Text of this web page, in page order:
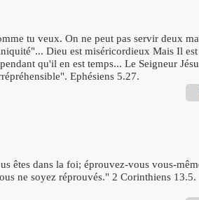
tu veux. On ne peut pas servir deux
Dieu est miséricordieux Mais Il
qu'il en est temps... Le Seigneur
Ephésiens 5.27.
êtes dans la foi; éprouvez-vous vous-
ne soyez réprouvés." 2 Corinthiens 13.5.